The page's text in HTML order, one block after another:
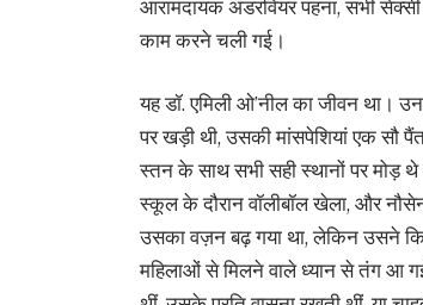
आरामदायक अंडरवियर पहना, सभी
काम करने चली गई।
यह डॉ. एमिली ओ’नील का जीवन था।
पर खड़ी थी, उसकी मांसपेशियां एक सौ
स्तन के साथ सभी सही स्थानों पर मोड़
स्कूल के दौरान वॉलीबॉल खेला, और
उसका वज़न बढ़ गया था, लेकिन उसने
महिलाओं से मिलने वाले ध्यान से तंग आ